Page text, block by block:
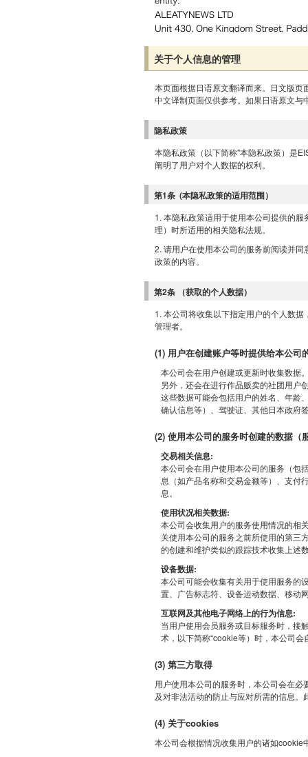
关于个人信息的管理
本页面根据日语原文翻译而来。日文版页
中文译制页面仅供参考。如果日语原文
隐私政策
本隐私政策（以下简称"本隐私政策）是
阐明了用户对个人数据的权利。
第1条 (本隐私政策的适用范围）
1. 本隐私政策适用于使用本公司提供的
理）时所适用的相关隐私法规。
2. 请用户在使用本公司的服务前阅读并
政策的内容。
第2条 （获取的个人数据）
1. 本公司将收集以下指定用户的个人数
管理者。
(1) 用户在创建账户等时提供给本公司
本公司会在用户创建或更新时收集数据
另外，还会在进行作品贩卖的社团用户
这些数据可能会包括用户的姓名、年龄
确认信息等）、驾驶证、其他日本政府
(2) 使用本公司的服务时创建的数据（
交易相关信息:
本公司会在用户使用本公司的服务（包
息（如产品名称和交易金额等）、支付
息。
使用状况相关数据:
本公司会收集用户的服务使用情况的相
关使用本公司的服务之前所使用的第三
的创建和维护类似的跟踪技术收集上述
设备数据:
本公司可能会收集有关用于使用服务的
置、广告标志符、设备运动数据、移动
互联网及其他电子网络上的行为信息:
当用户使用会员服务或目标服务时，接
术，以下简称“cookie等）时，本公司
(3) 第三方取得
用户使用本公司的服务时，本公司会在
及对非法活动的防止与应对所需的信息
(4) 关于cookies
本公司会根据情况收集用户的诸如